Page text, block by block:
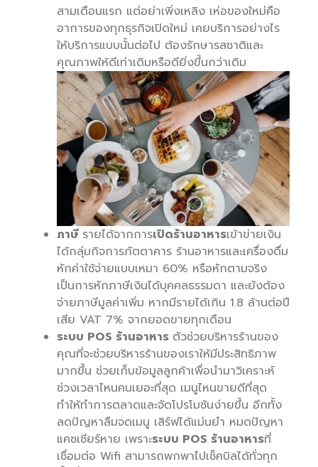
สามเดือนแรก แต่อย่าเพิ่งเหลิง เห่อของใหม่คือ
อาการของทุกธุรกิจเปิดใหม่ เคยบริการอย่างไร
ให้บริการแบบนั้นต่อไป ต้องรักษารสชาติและ
คุณภาพให้ดีเท่าเดิมหรือดียิ่งขึ้นกว่าเดิม
ภาษี รายได้จากการเปิดร้านอาหารเข้าข่ายเงิน
ได้กลุ่มกิจการภัตตาคาร ร้านอาหารและเครื่องดื่ม
หักค่าใช้จ่ายแบบเหมา 60% หรือหักตามจริง
เป็นการหักภาษีเงินได้บุคคลธรรมดา และยังต้อง
จ่ายภาษีมูลค่าเพิ่ม หากมีรายได้เกิน 1.8 ล้านต่อปี
เสีย VAT 7% จากยอดขายทุกเดือน
ระบบ POS ร้านอาหาร ตัวช่วยบริหารร้านของ
คุณที่จะช่วยบริหารร้านของเราให้มีประสิทธิภาพ
มากขึ้น ช่วยเก็บข้อมูลลูกค้าเพื่อนำมาวิเคราะห์
ช่วงเวลาไหนคนเยอะที่สุด เมนูไหนขายดีที่สุด
ทำให้ทำการตลาดและจัดโปรโมชันง่ายขึ้น อีกทั้ง
ลดปัญหาลืมจดเมนู เสิร์ฟได้แม่นยำ หมดปัญหา
แคชเชียร์หาย เพราะระบบ POS ร้านอาหารที่
เชื่อมต่อ Wifi สามารถพกพาไปเช็คบิลได้ทั่วทุก